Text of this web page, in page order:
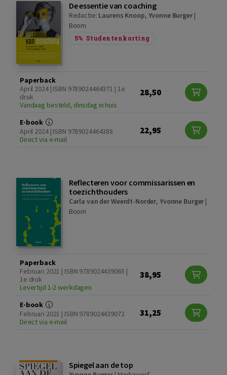
De essentie van coaching
Redactie: Laurens Knoop, Yvonne Burger|
Boom
5% Studentenkorting
Paperback
April 2024 | ISBN 9789024464371 | 1e
druk
Vandaag besteld, dinsdag in huis
28,50
E-book
April 2024 | ISBN 9789024464388
Direct via e-mail
22,95
Reflecteren voor commissarissen en
toezichthouders
Carla van der Weerdt-Norder, Yvonne Burger |
Boom
Paperback
Februari 2021 | ISBN 9789024439065 |
1e druk
Levertijd 1-2 werkdagen
38,95
E-book
Februari 2021 | ISBN 9789024439072
Direct via e-mail
31,25
Spiegel aan de top